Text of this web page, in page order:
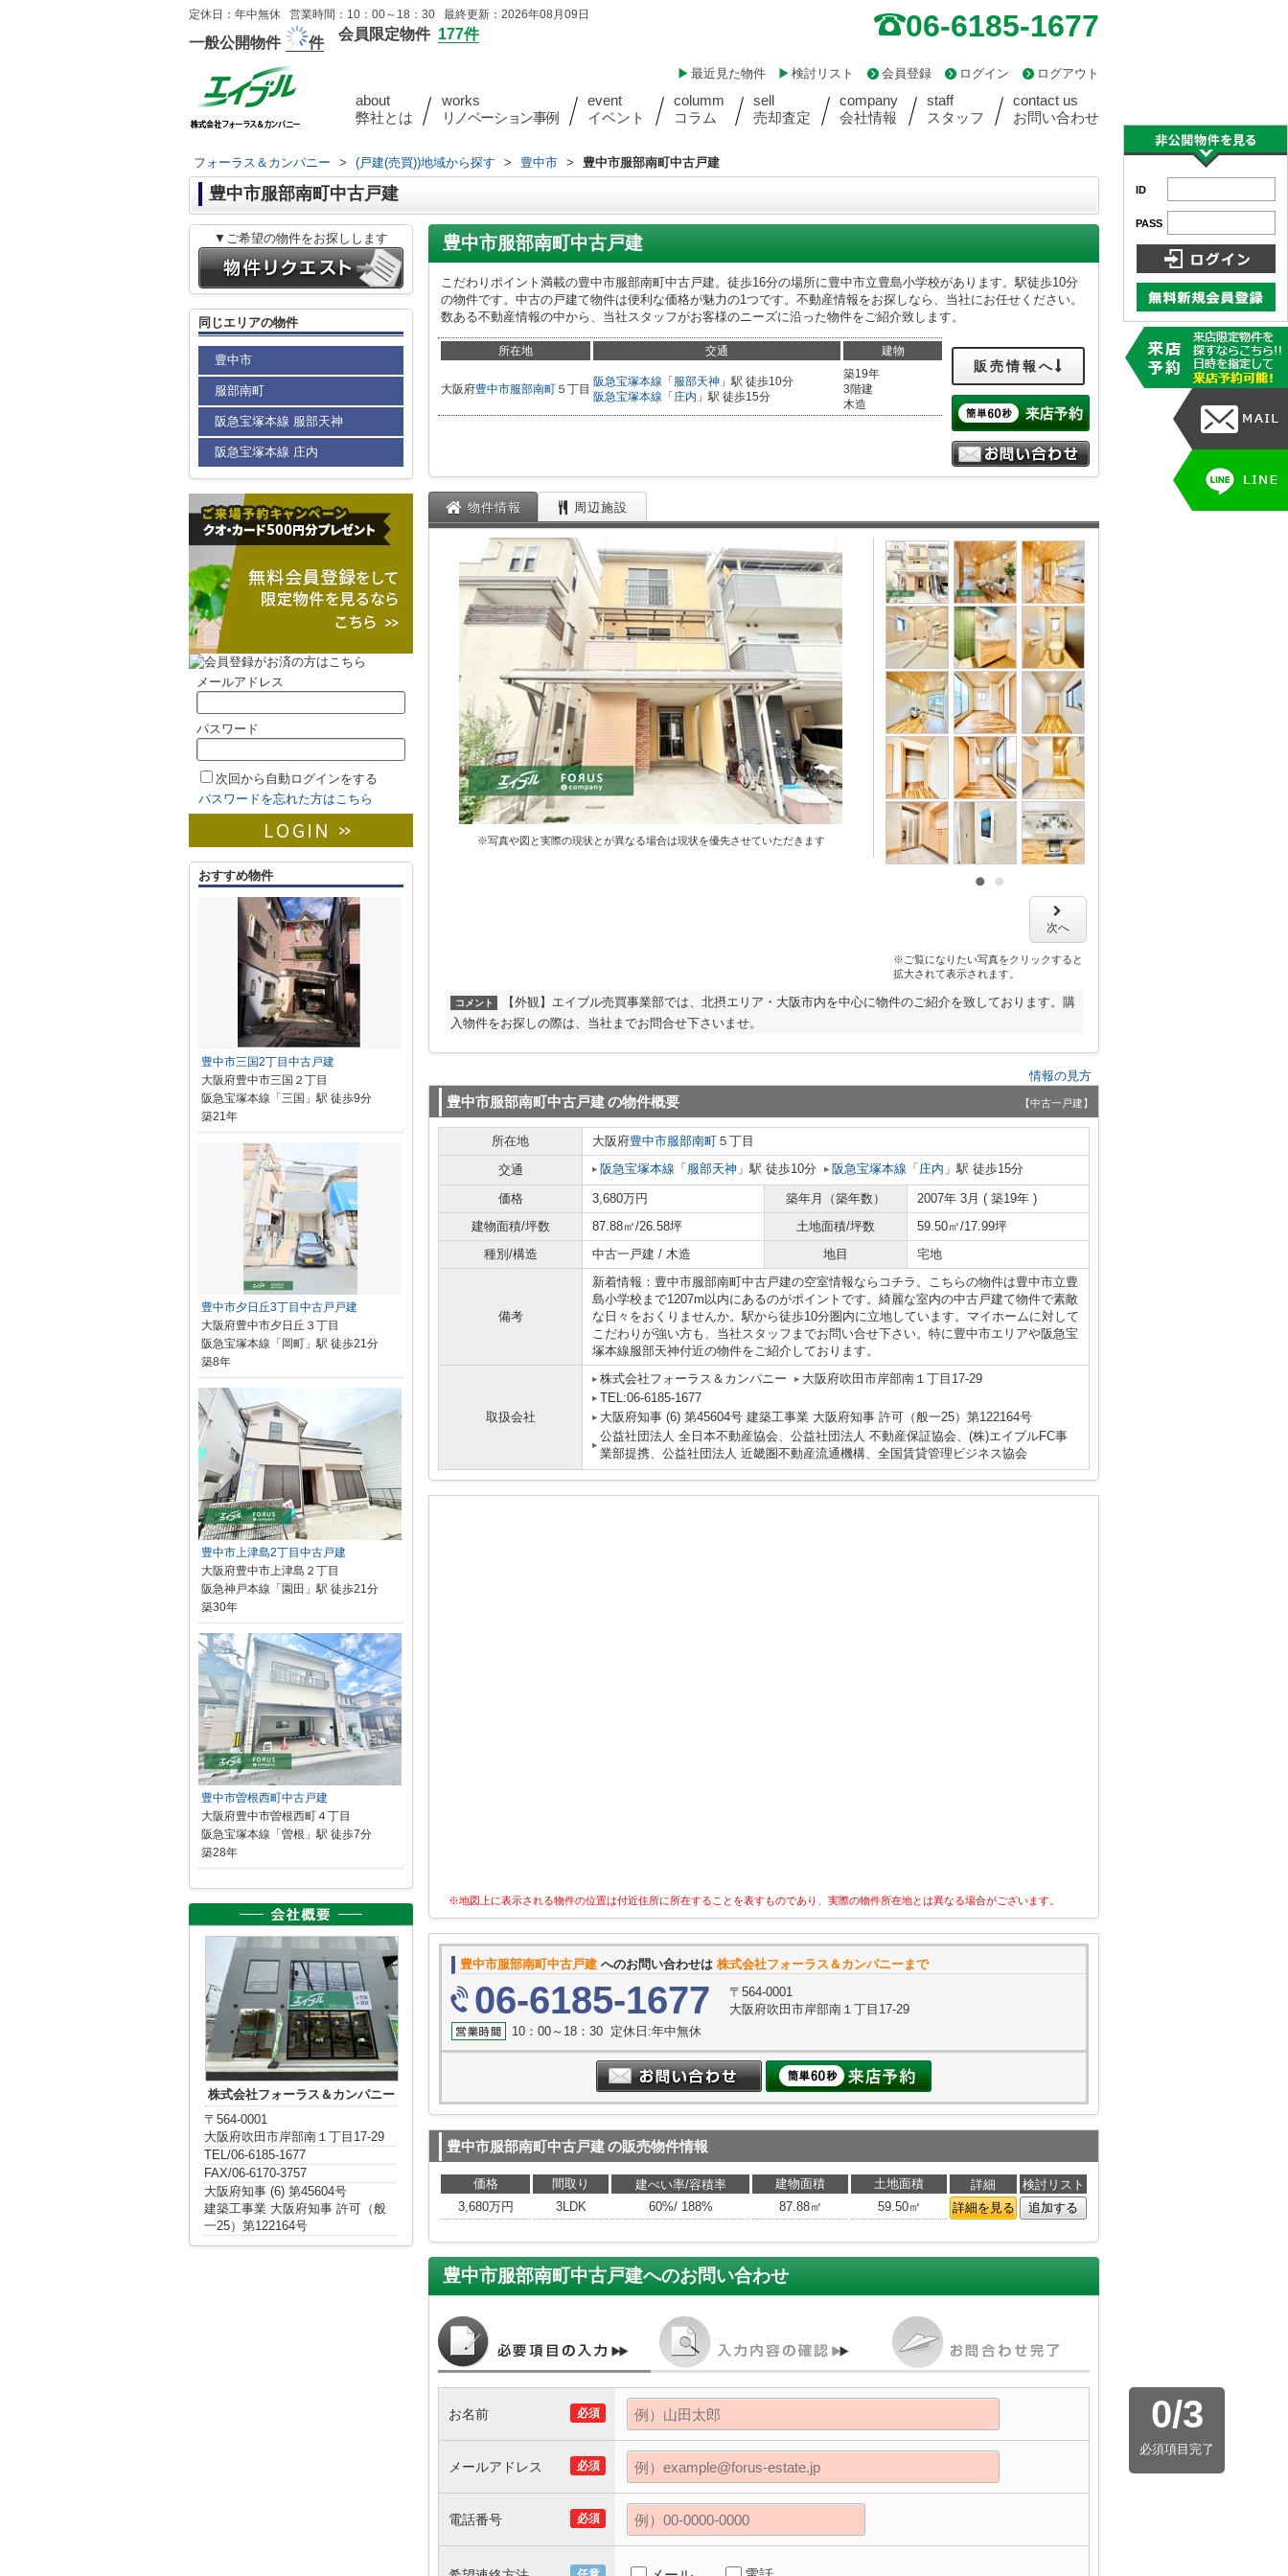
定休日：年中無休 営業時間：10：00～18：30 最終更新：2026年08月09日
一般公開物件 件
会員限定物件 177件 06-6185-1677
ログアウト
ログイン
会員登録
検討リスト
最近見た物件
about
弊社とは
works
リノベーション事例
event
イベント
columm
コラム
sell
売却査定
company
会社情報
staff
スタッフ
contact us
お問い合わせ
フォーラス＆カンパニー > (戸建(売買))地域から探す > 豊中市 > 豊中市服部南町中古戸建
豊中市服部南町中古戸建
豊中市服部南町中古戸建
こだわりポイント満載の豊中市服部南町中古戸建。徒歩16分の場所に豊中市立豊島小学校があります。駅徒歩10分
の物件です。中古の戸建て物件は便利な価格が魅力の1つです。不動産情報をお探しなら、当社にお任せください。
数ある不動産情報の中から、当社スタッフがお客様のニーズに沿った物件をご紹介致します。
所在地 交通 建物
大阪府豊中市服部南町 ５丁目
阪急宝塚本線 「 服部天神 」駅 徒歩10分
阪急宝塚本線 「 庄内 」駅 徒歩15分
築19年
3階建
木造
販売情報へ
物件情報 周辺施設
※写真や図と実際の現状とが異なる場合は現状を優先させていただきます
次へ
※ご覧になりたい写真をクリックすると
拡大されて表示されます。
コメント
【外観】エイブル売買事業部では、北摂エリア・大阪市内を中心に物件のご紹介を致しております。購
入物件をお探しの際は、当社までお問合せ下さいませ。
情報の見方
豊中市服部南町中古戸建の物件概要 【中古一戸建】
所在地 大阪府豊中市服部南町 ５丁目
交通
阪急宝塚本線 「 服部天神 」駅 徒歩10分 阪急宝塚本線 「 庄内 」駅 徒歩15分
価格 3,680万円 築年月（築年数）
2007年 3月 ( 築19年 )
建物面積/坪数
87.88㎡/26.58坪 土地面積/坪数
59.50㎡/17.99坪
種別/構造
中古一戸建 / 木造 地目 宅地
備考
新着情報：豊中市服部南町中古戸建の空室情報ならコチラ。こちらの物件は豊中市立豊
島小学校まで1207m以内にあるのがポイントです。綺麗な室内の中古戸建て物件で素敵
な日々をおくりませんか。駅から徒歩10分圏内に立地しています。マイホームに対して
こだわりが強い方も、当社スタッフまでお問い合せ下さい。特に豊中市エリアや阪急宝
塚本線服部天神付近の物件をご紹介しております。
取扱会社
株式会社フォーラス＆カンパニー
大阪府吹田市岸部南１丁目17-29
TEL:06-6185-1677
大阪府知事 (6) 第45604号 建築工事業 大阪府知事 許可（般一25）第122164号
公益社団法人 全日本不動産協会、公益社団法人 不動産保証協会、(株)エイブルFC事
業部提携、公益社団法人 近畿圏不動産流通機構、全国賃貸管理ビジネス協会
※地図上に表示される物件の位置は付近住所に所在することを表すものであり、実際の物件所在地とは異なる場合がございます。
豊中市服部南町中古戸建 へのお問い合わせは 株式会社フォーラス＆カンパニーまで
06-6185-1677
〒564-0001
大阪府吹田市岸部南１丁目17-29
10：00～18：30 定休日:年中無休
豊中市服部南町中古戸建の販売物件情報
価格 間取り 建ぺい率/容積率 建物面積 土地面積 詳細
検討リスト
3,680万円
3LDK 60%/ 188% 87.88㎡ 59.50㎡ 詳細を見る 追加する
豊中市服部南町中古戸建へのお問い合わせ
0/3
必須項目完了
必須
お名前
必須
メールアドレス
必須
電話番号
▼ご希望の物件をお探しします
同じエリアの物件
豊中市
服部南町
阪急宝塚本線 服部天神
阪急宝塚本線 庄内
メールアドレス
パスワード
次回から自動ログインをする
パスワードを忘れた方はこちら
おすすめ物件
豊中市三国2丁目中古戸建
大阪府豊中市三国２丁目
阪急宝塚本線「三国」駅 徒歩9分
築21年
豊中市夕日丘3丁目中古戸戸建
大阪府豊中市夕日丘３丁目
阪急宝塚本線「岡町」駅 徒歩21分
築8年
豊中市上津島2丁目中古戸建
大阪府豊中市上津島２丁目
阪急神戸本線「園田」駅 徒歩21分
築30年
豊中市曽根西町中古戸建
大阪府豊中市曽根西町４丁目
阪急宝塚本線「曽根」駅 徒歩7分
築28年
株式会社フォーラス＆カンパニー
〒564-0001
大阪府吹田市岸部南１丁目17-29
TEL/06-6185-1677
FAX/06-6170-3757
大阪府知事 (6) 第45604号
建築工事業 大阪府知事 許可（般
一25）第122164号
ID
PASS